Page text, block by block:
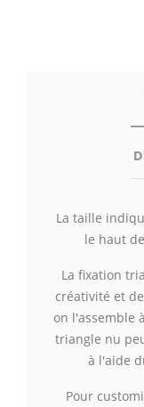
La taille
le haut
La fixation
créativité et
on l'assemble
triangle nu
à l'aide
Pour